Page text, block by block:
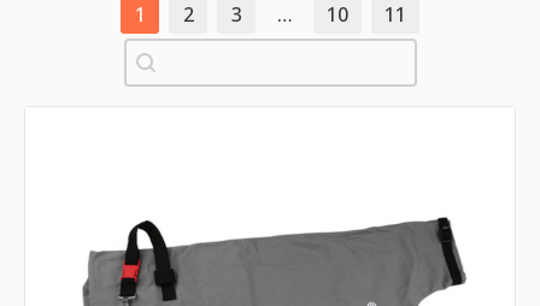
1 2 3 … 10
11
Pretraži